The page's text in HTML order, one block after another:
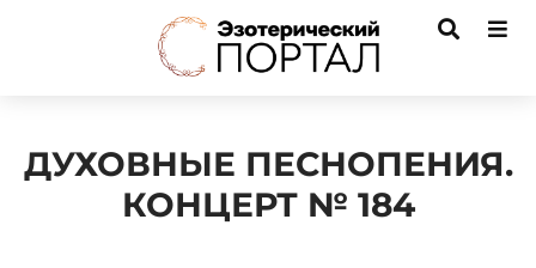
ДУХОВНЫЕ ПЕСНОПЕНИЯ.
КОНЦЕРТ № 184